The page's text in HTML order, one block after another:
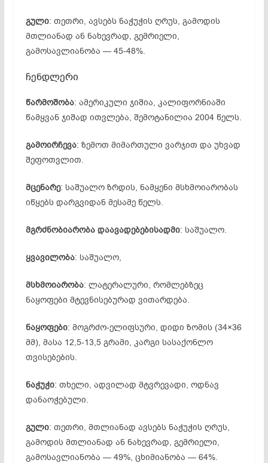
გული: თეთრი, ავსებს ნაჭუჭის ღრუს, გამოდის
მთლიანად ან ნახევრად, გემრიელი,
გამოსავლიანობა — 45-48%.
ჩენდლერი
წარმოშობა: ამერიკული ჯიშია, კალიფორნიაში
წამყვან ჯიშად ითვლება, შემოტანილია 2004 წელს.
გამოირჩევა: ზემოთ მიმართული ვარჯით და უხვად
შეფოთვლით.
მცენარე: საშუალო ზრდის, ნამყენი მსხმოიარობას
იწყებს დარგვიდან მესამე წელს.
მგრძნობიარობა დაავადებებისადმი: საშუალო.
ყვავილობა: საშუალო,
მსხმოიარობა: ლატერალური, რომლებზეც
ნაყოფები მტევნისებურად ვითარდება.
ნაყოფები: მოგრძო-ელიფსური, დიდი ზომის (34×36
მმ), მასა 12,5-13,5 გრამი, კარგი სასაქონლო
თვისებების.
ნაჭუჭი: თხელი, ადვილად მტვრევადი, ოდნავ
დანაოჭებული.
გული: თეთრი, მთლიანად ავსებს ნაჭუჭის ღრუს,
გამოდის მთლიანად ან ნახევრად, გემრიელი,
გამოსავლიანობა — 49%, ცხიმიანობა — 64%.